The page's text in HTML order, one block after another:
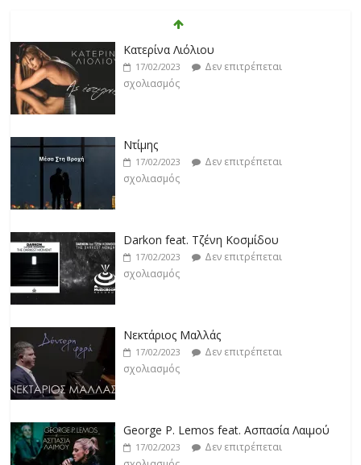
Κατερίνα Λιόλιου
17/02/2023
Δεν επιτρέπεται
σχολιασμός
Ντίμης
17/02/2023
Δεν επιτρέπεται
σχολιασμός
Darkon feat. Τζένη Κοσμίδου
17/02/2023
Δεν επιτρέπεται
σχολιασμός
Νεκτάριος Μαλλάς
17/02/2023
Δεν επιτρέπεται
σχολιασμός
George P. Lemos feat. Ασπασία Λαιμού
17/02/2023
Δεν επιτρέπεται